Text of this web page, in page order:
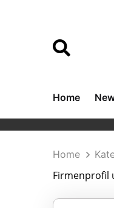
Home
Home
Firmenprofil